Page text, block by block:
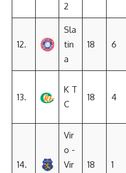
2
12.
Sla
tin
a
18 6
13.
K T
C
18 4
14.
Vir
o -
Vir
18 1